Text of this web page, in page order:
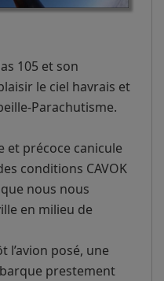
105 et son
le ciel havrais et
Parachutisme.
et précoce canicule
conditions CAVOK
nous nous
en milieu de
l’avion posé, une
prestement